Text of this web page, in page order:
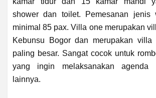
shower dan toilet. Pemesanan jenis
minimal 85 pax. Villa one merupakan
Kebunsu Bogor dan merupakan villa
paling besar. Sangat cocok untuk
yang ingin melaksanakan agenda
lainnya.